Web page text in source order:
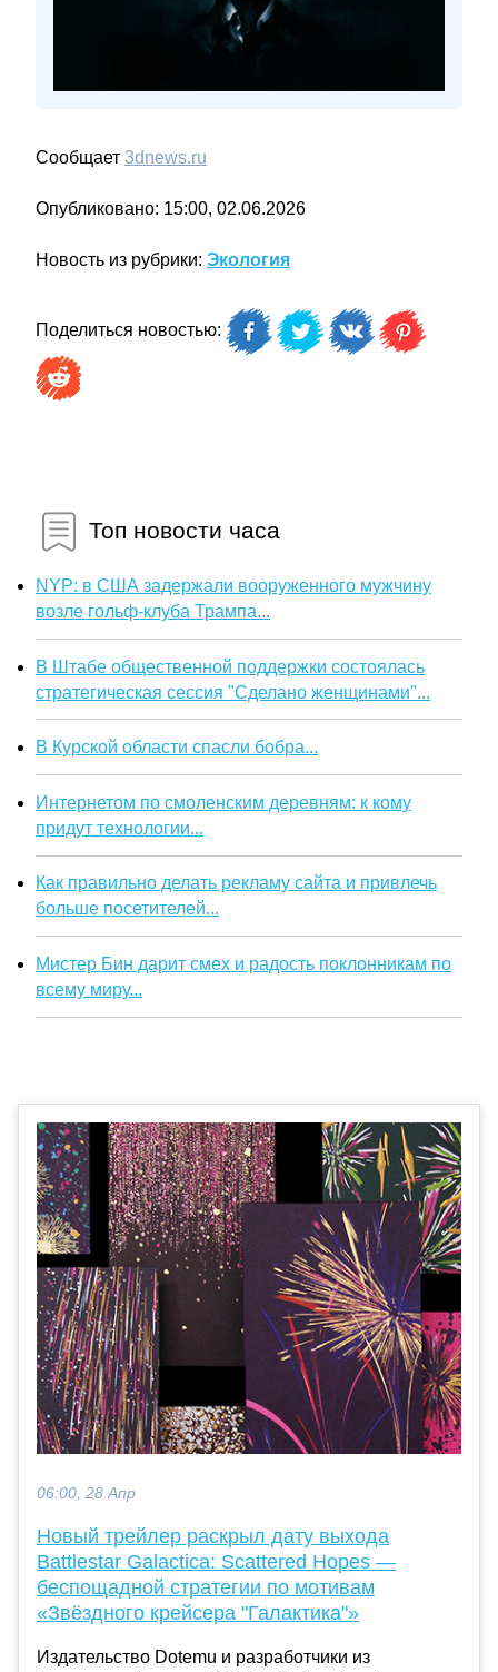
Сообщает 3dnews.ru
Опубликовано: 15:00, 02.06.2026
Новость из рубрики: Экология
Поделиться новостью:
Топ новости часа
NYP: в США задержали вооруженного мужчину
возле гольф-клуба Трампа...
В Штабе общественной поддержки состоялась
стратегическая сессия "Сделано женщинами"...
В Курской области спасли бобра...
Интернетом по смоленским деревням: к кому
придут технологии...
Как правильно делать рекламу сайта и привлечь
больше посетителей...
Мистер Бин дарит смех и радость поклонникам по
всему миру...
06:00, 28 Апр
Новый трейлер раскрыл дату выхода
Battlestar Galactica: Scattered Hopes —
беспощадной стратегии по мотивам
«Звёздного крейсера "Галактика"»
Издательство Dotemu и разработчики из